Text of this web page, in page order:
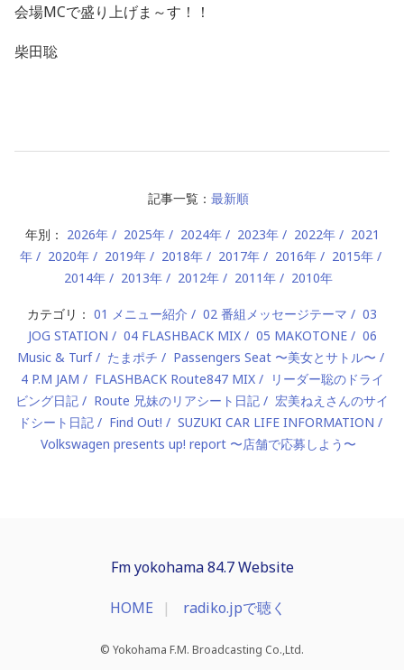
会場MCで盛り上げま～す！！
柴田聡
記事一覧： 最新順
年別： 2026年 2025年 2024年 2023年 2022年
2021
年
2020年 2019年 2018年 2017年 2016年
2015年
2014年
2013年 2012年 2011年 2010年
カテゴリ： 01 メニュー紹介 02 番組メッセージテーマ
03
JOG STATION
04 FLASHBACK MIX 05 MAKOTONE
06
Music & Turf
たまポチ
Passengers Seat 〜美女とサトル〜
4 P.M JAM
FLASHBACK Route847 MIX
リーダー聡のドライ
ビング日記
Route 兄妹のリアシート日記
宏美ねえさんのサイ
ドシート日記
Find Out!
SUZUKI CAR LIFE INFORMATION
Volkswagen presents up! report 〜店舗で応募しよう〜
Fm yokohama 84.7 Website
HOME radiko.jpで聴く
© Yokohama F.M. Broadcasting Co.,Ltd.